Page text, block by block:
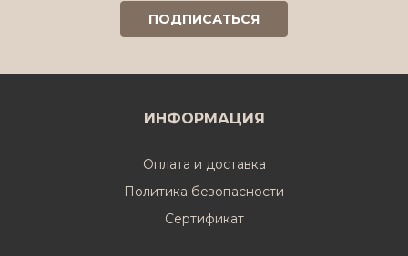
ИНФОРМАЦИЯ
Оплата и доставка
Политика безопасности
Cертификат